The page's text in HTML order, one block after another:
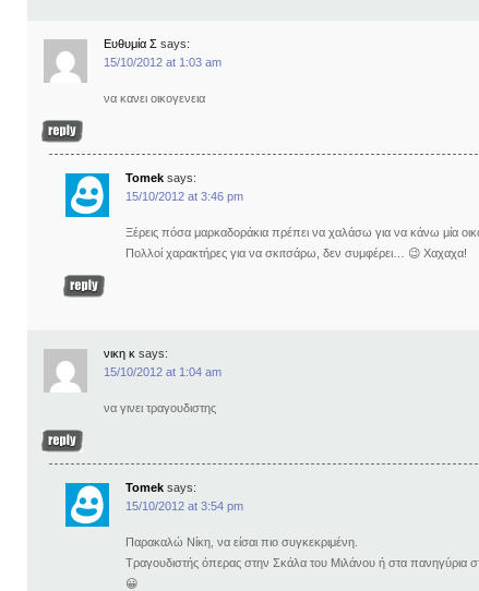
Ευθυμία Σ says:
15/10/2012 at 1:03 am
να κανει οικογενεια
Tomek says:
15/10/2012 at 3:46 pm
Ξέρεις πόσα μαρκαδοράκια πρέπει να χαλάσω για να κάνω μία
Πολλοί χαρακτήρες για να σκιτσάρω, δεν συμφέρει… 😉 Χαχαχα!
νικη κ says:
15/10/2012 at 1:04 am
να γινει τραγουδιστης
Tomek says:
15/10/2012 at 3:54 pm
Παρακαλώ Νίκη, να είσαι πιο συγκεκριμένη.
Τραγουδιστής όπερας στην Σκάλα του Μιλάνου ή στα πανηγύρια
😀